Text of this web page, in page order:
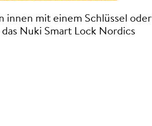
innen mit einem Schlüssel oder
Nuki Smart Lock Nordics